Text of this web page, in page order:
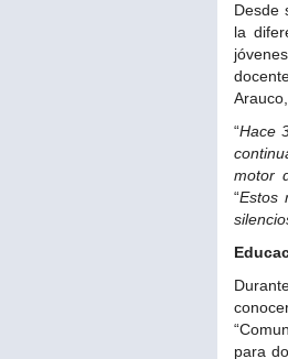
Desde
la
“Hace
motor
“Estos
para